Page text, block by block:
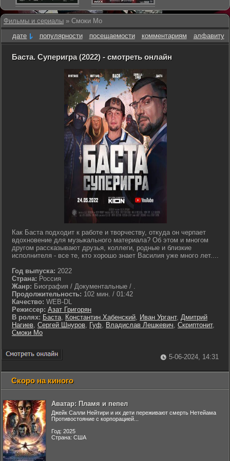
Фильмы и сериалы » Смоки Мо
дате
популярности посещаемости комментариям алфавиту
Баста. Суперигра (2022) - смотреть онлайн
Как Баста подходит к работе и творчеству, откуда он черпает
вдохновение для музыкального материала? Об этом и многом
другом рассказывают друзья, коллеги, родные и близкие
исполнителя - все те, кто хорошо знает Василия уже много лет....
Год выпуска: 2022
Страна: Россия
Жанр: Биография / Документальные / .
Продолжительность: 102 мин. / 01:42
Качество: WEB-DL
Режиссер: Азат Григорян
В ролях: Баста, Константин Хабенский, Иван Ургант, Дмитрий
Нагиев, Сергей Шнуров, Гуф, Владислав Лешкевич, Скриптонит,
Смоки Мо
5-06-2024, 14:31
Скоро на киного
Аватар: Пламя и пепел
Джейк Салли Нейтири и их дети переживают смерть Нетейама
Противостояние с корпорацией...
Год: 2025
Страна: США